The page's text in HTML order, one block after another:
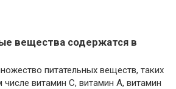
вещества содержатся в
питательных веществ, таких
витамин C, витамин А, витамин